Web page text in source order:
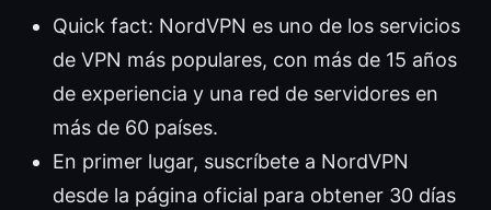
Quick fact: NordVPN es uno de los servicios
de VPN más populares, con más de 15 años
de experiencia y una red de servidores en
más de 60 países.
En primer lugar, suscríbete a NordVPN
desde la página oficial para obtener 30 días